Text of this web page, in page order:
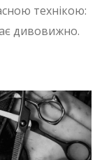
технікою:
дивовижно.